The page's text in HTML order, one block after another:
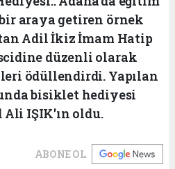
araya getiren örnek
Adil İkiz İmam Hatip
düzenli olarak
ödüllendirdi. Yapılan
bisiklet hediyesi
IŞIK'ın oldu.
ABONE OL